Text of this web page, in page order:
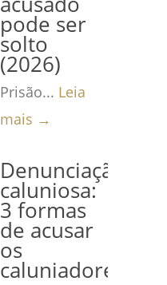
pode ser
solto
(2026)
Prisão... Leia
mais →
Denunciação
caluniosa:
3 formas
de acusar
os
caluniadores